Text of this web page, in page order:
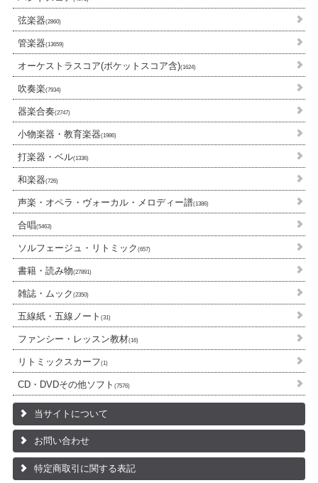
弦楽器(2860)
管楽器(13659)
オーケストラスコア(ポケットスコア含)(1624)
吹奏楽(7934)
器楽合奏(2747)
小物楽器・教育楽器(1986)
打楽器・ベル(1336)
和楽器(726)
声楽・オペラ・ヴォーカル・メロディー譜(1386)
合唱(5463)
ソルフェージュ・リトミック (657)
書籍・読み物(27891)
雑誌・ムック (2350)
五線紙・五線ノート (31)
ファンシー・レッスン教材(16)
リトミックスカーフ(1)
CD・DVDその他ソフト (7576)
当サイトについて
お問い合わせ
特定商取引に関する表記